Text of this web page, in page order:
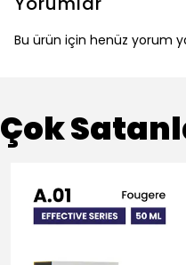
Bu ürün için henüz yorum
Çok